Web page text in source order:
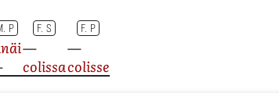
P F. S F. P
—
—
colissacolisse